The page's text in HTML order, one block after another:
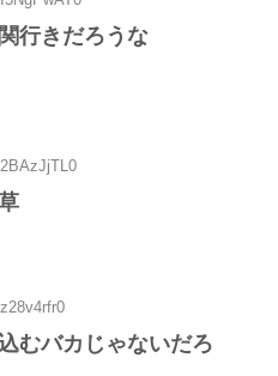
行きだろうな
むバカじゃないだろ